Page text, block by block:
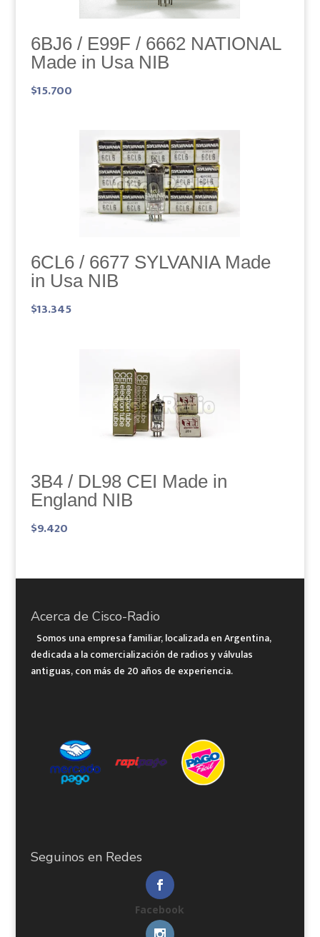
6BJ6 / E99F / 6662 NATIONAL
Made in Usa NIB
$15.700
6CL6 / 6677 SYLVANIA Made
in Usa NIB
$13.345
3B4 / DL98 CEI Made in
England NIB
$9.420
Acerca de Cisco-Radio
Somos una empresa familiar, localizada en Argentina,
dedicada a la comercialización de radios y válvulas
antiguas, con más de 20 años de experiencia.
Seguinos en Redes
Facebook